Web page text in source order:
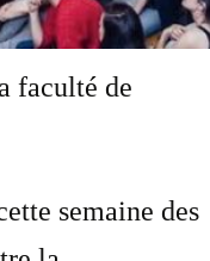
faculté de
semaine des